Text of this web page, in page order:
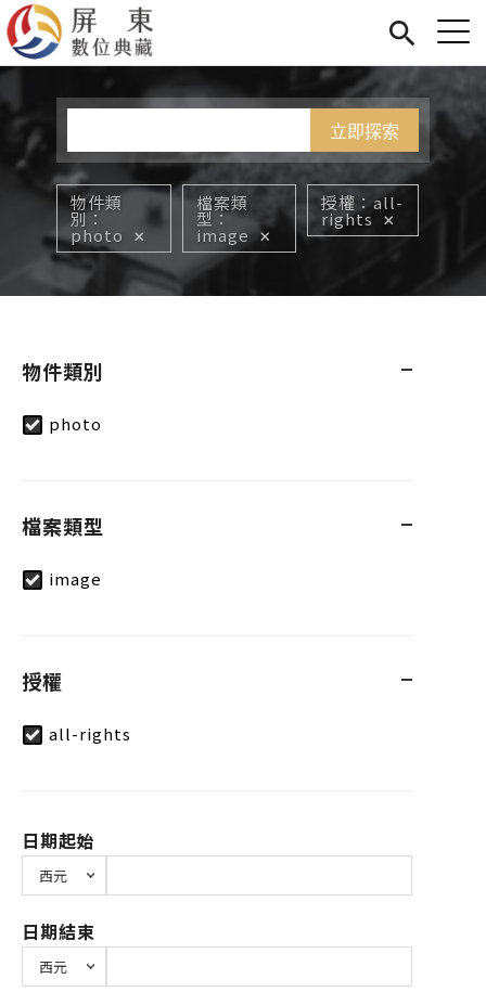
展覽
關於我們
Jump to Main content
您在這裡
物件類
別
photo
檔案類
型
image
授權 all-
rights
物件類別
photo
檔案類型
image
授權
all-rights
日期起始
日期結束